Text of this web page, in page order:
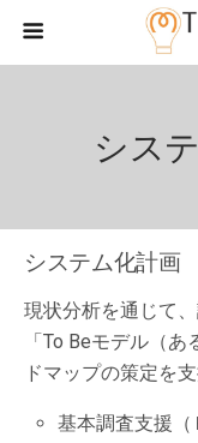
シス
システム化計画
現状分析を通じて
「To Beモデル（
ドマップの策定を支
基本調査支援（